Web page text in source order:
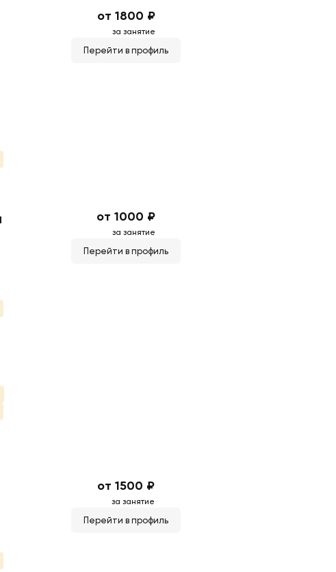
от 1800 ₽
за занятие
Перейти в профиль
от 1000 ₽
за занятие
Перейти в профиль
от 1500 ₽
за занятие
Перейти в профиль